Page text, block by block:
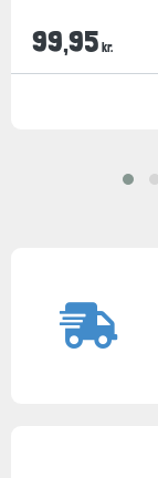
99,95 kr.